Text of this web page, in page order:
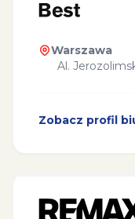
Warszawa
Al.
Zobacz profil